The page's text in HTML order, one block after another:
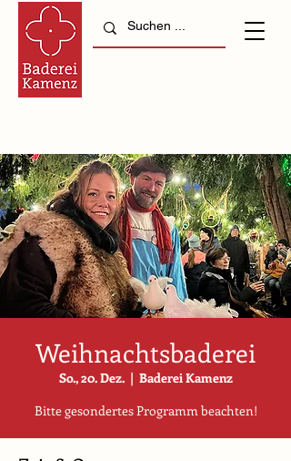
Weihnachtsbaderei
So., 20. Dez.
  |
Baderei Kamenz
Bitte gesondertes Programm beachten!